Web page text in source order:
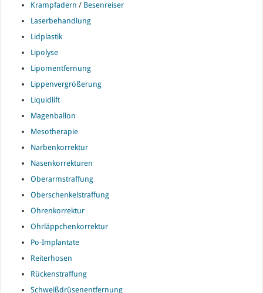
Krampfadern/ Besenreiser
Laserbehandlung
Lidplastik
Lipolyse
Lipomentfernung
Lippenvergrößerung
Liquidlift
Magenballon
Mesotherapie
Narbenkorrektur
Nasenkorrekturen
Oberarmstraffung
Oberschenkelstraffung
Ohrenkorrektur
Ohrläppchenkorrektur
Po-Implantate
Reiterhosen
Rückenstraffung
Schweißdrüsenentfernung